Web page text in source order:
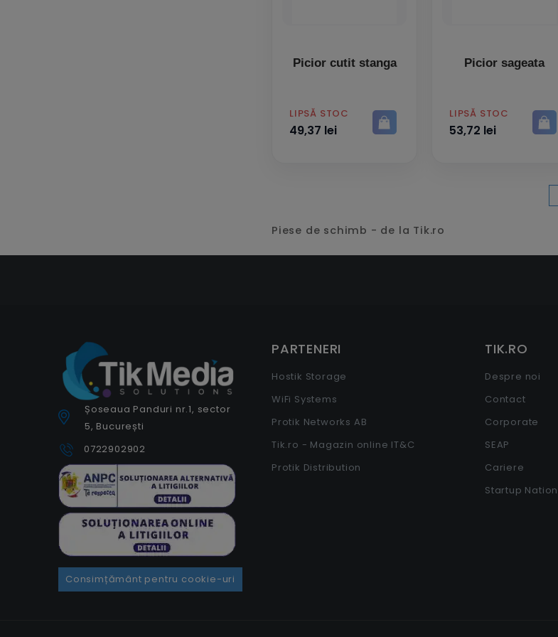
Picior cutit stanga
PRET
LIPSĂ STOC
49,37 lei
Picior sageata
PRET
LIPSĂ STOC
53,72 lei
Piese de schimb - de la Tik.ro
Șoseaua Panduri nr.1, sector
5, București
0722902902
Consimțământ pentru cookie-uri
PARTENERI
Hostik Storage
WiFi Systems
Protik Networks AB
Tik.ro - Magazin online IT&C
Protik Distribution
TIK.RO
Despre noi
Contact
Corporate
SEAP
Cariere
Startup Nation